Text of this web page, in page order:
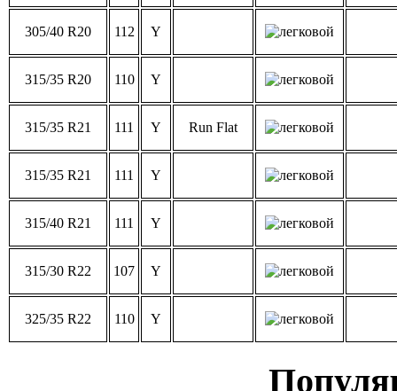
305/40 R20 112 Y
315/35 R20 110 Y
315/35 R21 111 Y Run Flat
315/35 R21 111 Y
315/40 R21 111 Y
315/30 R22 107 Y
325/35 R22 110 Y